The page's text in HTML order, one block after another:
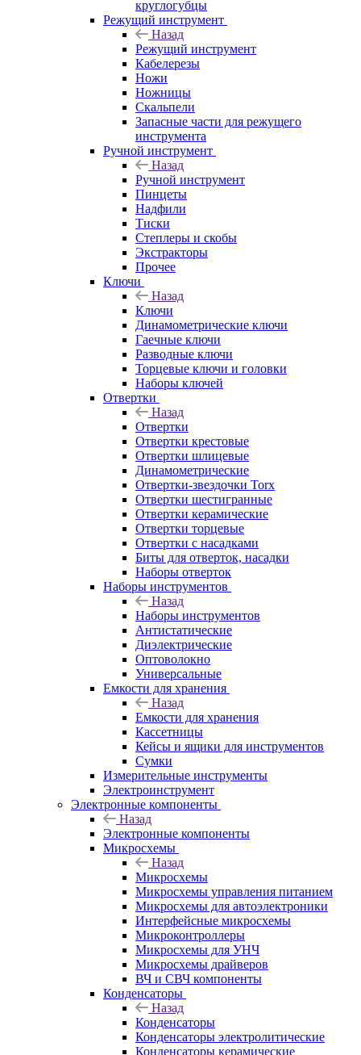
круглогубцы
Режущий инструмент
Назад
Режущий инструмент
Кабелерезы
Ножи
Ножницы
Скальпели
Запасные части для режущего
инструмента
Ручной инструмент
Назад
Ручной инструмент
Пинцеты
Надфили
Тиски
Степлеры и скобы
Экстракторы
Прочее
Ключи
Назад
Ключи
Динамометрические ключи
Гаечные ключи
Разводные ключи
Торцевые ключи и головки
Наборы ключей
Отвертки
Назад
Отвертки
Отвертки крестовые
Отвертки шлицевые
Динамометрические
Отвертки-звездочки Torx
Отвертки шестигранные
Отвертки керамические
Отвертки торцевые
Отвертки с насадками
Биты для отверток, насадки
Наборы отверток
Наборы инструментов
Назад
Наборы инструментов
Антистатические
Диэлектрические
Оптоволокно
Универсальные
Емкости для хранения
Назад
Емкости для хранения
Кассетницы
Кейсы и ящики для инструментов
Сумки
Измерительные инструменты
Электроинструмент
Электронные компоненты
Назад
Электронные компоненты
Микросхемы
Назад
Микросхемы
Микросхемы управления питанием
Микросхемы для автоэлектроники
Интерфейсные микросхемы
Микроконтроллеры
Микросхемы для УНЧ
Микросхемы драйверов
ВЧ и СВЧ компоненты
Конденсаторы
Назад
Конденсаторы
Конденсаторы электролитические
Конденсаторы керамические